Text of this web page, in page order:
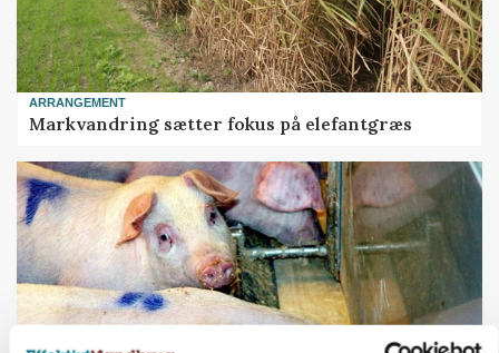
ARRANGEMENT
Markvandring sætter fokus på elefantgræs